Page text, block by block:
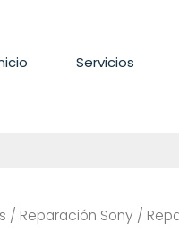
Servicios
/ Reparación Sony /